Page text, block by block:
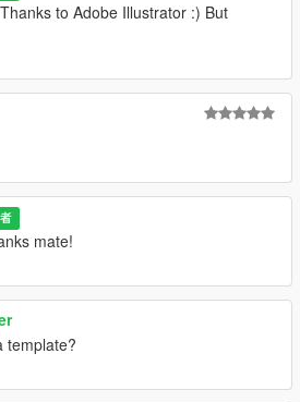
Thanks to Adobe Illustrator :) But
mate!
template?